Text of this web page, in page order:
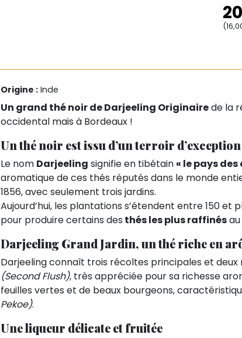
Origine : Inde
Un grand thé noir de Darjeeling Originairede la
occidental mais à Bordeaux !
Un thé noir est issu d’un terroir d’exception
Le nom Darjeeling signifie en tibétain « le pays des
aromatique de ces thés réputés dans le monde
1856, avec seulement trois jardins.
Aujourd’hui, les plantations s’étendent entre 150
pour produire certains des thés les plus raffinés
Darjeeling Grand Jardin, un thé riche en
Darjeeling connaît trois récoltes principales et
(Second Flush), très appréciée pour sa richesse
feuilles vertes et de beaux bourgeons,
Pekoe).
Uneliqueur délicate et fruitée